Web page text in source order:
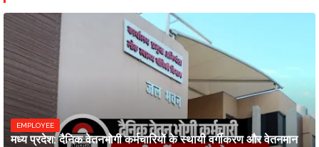
EMPLOYEE
मध्य प्रदेश: दैनिक वेतनभोगी कर्मचारियों के स्थायी वर्गीकरण और वेतनमान